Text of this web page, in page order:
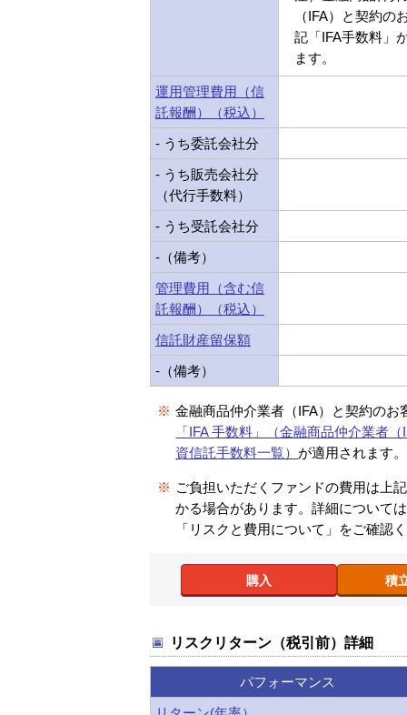
（IFA）と契約の
記「IFA手数料」
ます。
運用管理費用（信
託報酬）（税込）
- うち委託会社分
- うち販売会社分
（代行手数料）
- うち受託会社分
-（備考）
管理費用（含む信
託報酬）（税込）
信託財産留保額
-（備考）
※ 金融商品仲介業者（IFA）と契約のお
「IFA 手数料」（金融商品仲介業者
資信託手数料一覧） が適用されます。
※ ご負担いただくファンドの費用は上
かる場合があります。詳細について
「リスクと費用について」をご確認
購入 積
リスクリターン（税引前）詳細
パフォーマンス